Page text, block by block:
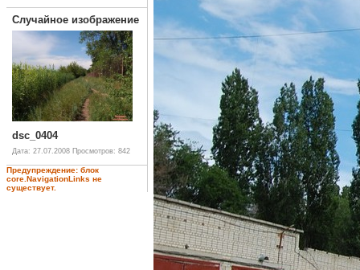
Случайное изображение
dsc_0404
Дата: 27.07.2008 Просмотров: 842
Предупреждение: блок
core.NavigationLinks не
существует.